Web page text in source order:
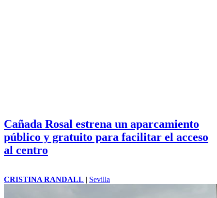
Cañada Rosal estrena un aparcamiento
público y gratuito para facilitar el acceso
al centro
CRISTINA RANDALL | Sevilla